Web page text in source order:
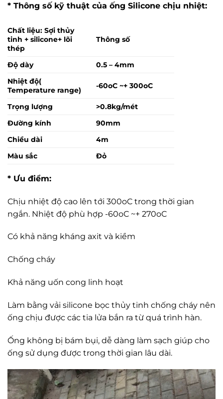
* Thông số kỹ thuật của ống Silicone chịu nhiệt:
Chất liệu: Sợi thủy
tinh + silicone+ lõi
thép
Thông số
Độ dày
0.5 – 4mm
Nhiệt độ(
Temperature range)
-60oC ~+ 300oC
Trọng lượng
>0.8kg/mét
Đường kính
90mm
Chiều dài
4m
Màu sắc
Đỏ
* Ưu điểm:
Chịu nhiệt độ cao lên tới 300oC trong thời gian
ngắn. Nhiệt độ phù hợp -60oC ~+ 270oC
Có khả năng kháng axit và kiềm
Chống cháy
Khả năng uốn cong linh hoạt
Làm bằng vải silicone bọc thủy tinh chống cháy nên
ống chịu được các tia lửa bắn ra từ quá trình hàn.
Ống không bị bám bụi, dễ dàng làm sạch giúp cho
ống sử dụng được trong thời gian lâu dài.